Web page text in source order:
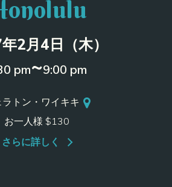
2月4日（木）
pm~9:00 pm
ラトン・ワイキキ
お一人様 $130
さらに詳しく